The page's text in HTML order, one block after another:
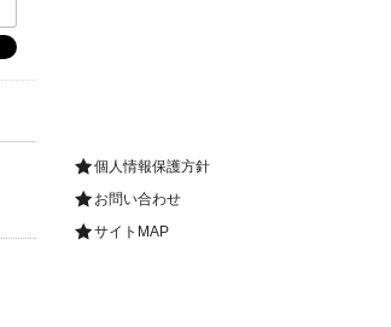
個人情報保護方針
お問い合わせ
サイトMAP